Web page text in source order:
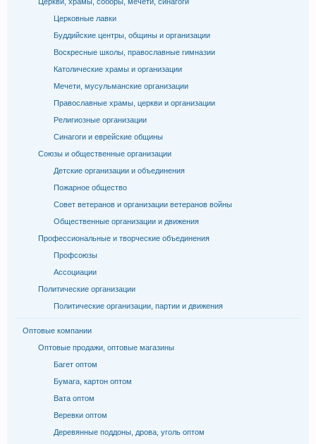
Церковные лавки
Буддийские центры, общины и организации
Воскресные школы, православные гимназии
Католические храмы и организации
Мечети, мусульманские организации
Православные храмы, церкви и организации
Религиозные организации
Синагоги и еврейские общины
Союзы и общественные организации
Детские организации и объединения
Пожарное общество
Совет ветеранов и организации ветеранов войны
Общественные организации и движения
Профессиональные и творческие объединения
Профсоюзы
Ассоциации
Политические организации
Политические организации, партии и движения
Оптовые компании
Оптовые продажи, оптовые магазины
Багет оптом
Бумага, картон оптом
Вата оптом
Веревки оптом
Деревянные поддоны, дрова, уголь оптом